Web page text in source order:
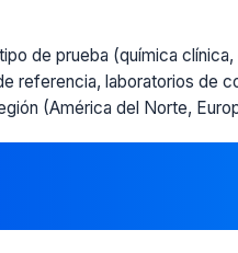
de prueba (química
laboratorios de
(América del Norte,